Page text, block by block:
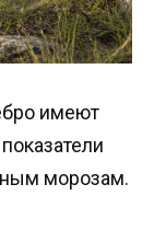
имеют
морозам.